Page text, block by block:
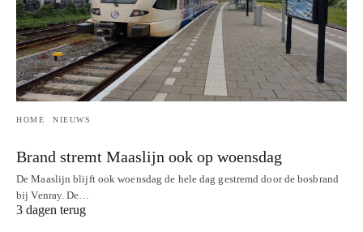
HOME NIEUWS
Brand stremt Maaslijn ook op woensdag
De Maaslijn blijft ook woensdag de hele dag gestremd door de bosbrand
bij Venray. De…
3 dagen terug